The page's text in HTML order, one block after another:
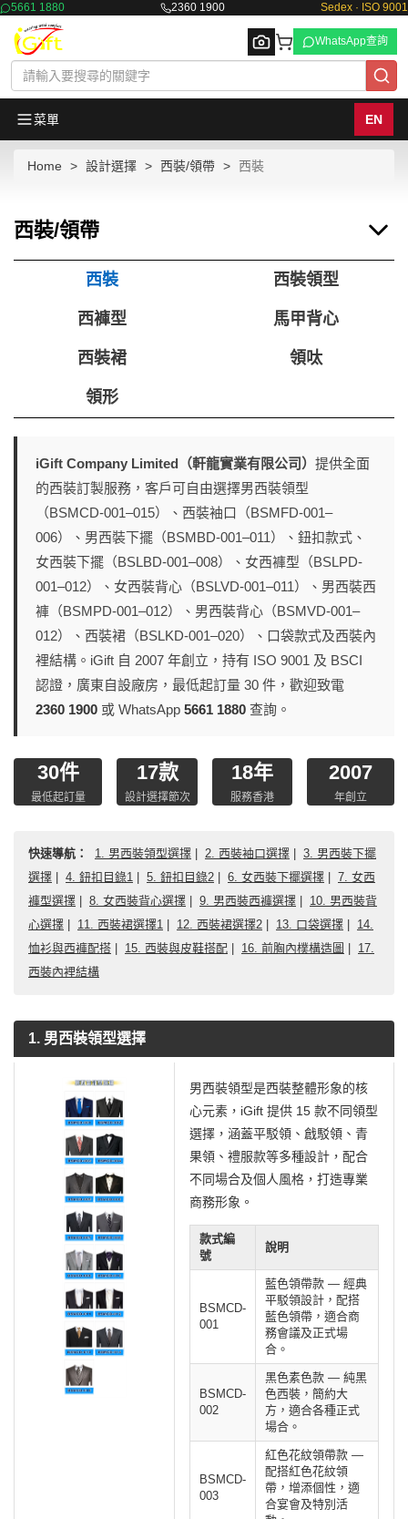
5661 1880 2360 1900 Sedex · ISO 9001
Browse
WhatsApp查詢
菜單 EN
Home 設計選擇 西裝/領帶 西裝
西裝/領帶
西裝 西裝領型
西褲型 馬甲背心
西裝裙 領呔
領形
iGift Company Limited（軒龍實業有限公司） 提供全面
的西裝訂製服務，客戶可自由選擇男西裝領型
（BSMCD-001–015）、西裝袖口（BSMFD-001–
006）、男西裝下擺（BSMBD-001–011）、鈕扣款式、
女西裝下擺（BSLBD-001–008）、女西褲型（BSLPD-
001–012）、女西裝背心（BSLVD-001–011）、男西裝西
褲（BSMPD-001–012）、男西裝背心（BSMVD-001–
012）、西裝裙（BSLKD-001–020）、口袋款式及西裝內
裡結構。iGift 自 2007 年創立，持有 ISO 9001 及 BSCI
認證，廣東自設廠房，最低起訂量 30 件，歡迎致電
2360 1900 或 WhatsApp 5661 1880 查詢。
30件
最低起訂量
17款
設計選擇節次
18年
服務香港
2007
年創立
快速導航： 1. 男西裝領型選擇 2. 西裝袖口選擇
3. 男西裝下擺
選擇
4. 鈕扣目錄1 5. 鈕扣目錄2 6. 女西裝下擺選擇
7. 女西
褲型選擇
8. 女西裝背心選擇 9. 男西裝西褲選擇
10. 男西裝背
心選擇
11. 西裝裙選擇1 12. 西裝裙選擇2 13. 口袋選擇
14.
恤衫與西褲配搭
15. 西裝與皮鞋搭配 16. 前胸內樸構造圖
17.
西裝內裡結構
1. 男西裝領型選擇
男西裝領型是西裝整體形象的核
心元素，iGift 提供 15 款不同領型
選擇，涵蓋平駁領、戧駁領、青
果領、禮服款等多種設計，配合
不同場合及個人風格，打造專業
商務形象。
款式編
號
說明
BSMCD-
001
藍色領帶款 — 經典
平駁領設計，配搭
藍色領帶，適合商
務會議及正式場
合。
BSMCD-
002
黑色素色款 — 純黑
色西裝，簡約大
方，適合各種正式
場合。
BSMCD-
003
紅色花紋領帶款 —
配搭紅色花紋領
帶，增添個性，適
合宴會及特別活